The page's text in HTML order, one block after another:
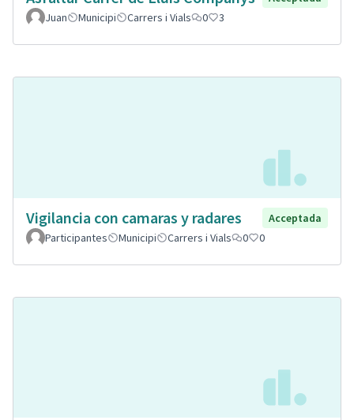
Juan
Municipi Carrers i Vials 0 3
Vigilancia con camaras y radares
Acceptada
Participantes
Municipi Carrers i Vials 0 0